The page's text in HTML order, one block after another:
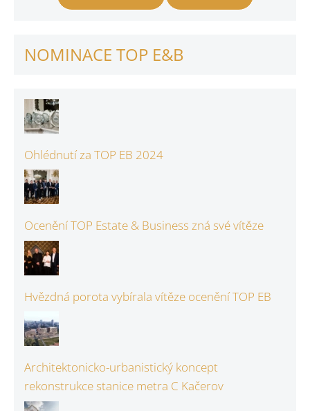
NOMINACE TOP E&B
Ohlédnutí za TOP EB 2024
Ocenění TOP Estate & Business zná své vítěze
Hvězdná porota vybírala vítěze ocenění TOP EB
Architektonicko-urbanistický koncept
rekonstrukce stanice metra C Kačerov